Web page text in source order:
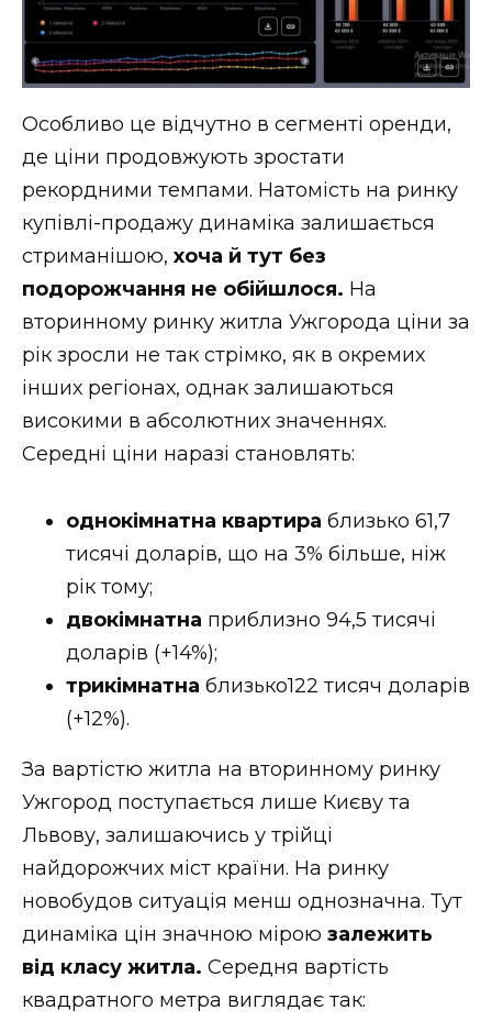
Особливо це відчутно в сегменті оренди,
де ціни продовжують зростати
рекордними темпами. Натомість на ринку
купівлі-продажу динаміка залишається
стриманішою, хоча й тут без
подорожчання не обійшлося. На
вторинному ринку житла Ужгорода ціни за
рік зросли не так стрімко, як в окремих
інших регіонах, однак залишаються
високими в абсолютних значеннях.
Середні ціни наразі становлять:
однокімнатна квартира близько 61,7
тисячі доларів, що на 3% більше, ніж
рік тому;
двокімнатна приблизно 94,5 тисячі
доларів (+14%);
трикімнатна близько122 тисяч доларів
(+12%).
За вартістю житла на вторинному ринку
Ужгород поступається лише Києву та
Львову, залишаючись у трійці
найдорожчих міст країни. На ринку
новобудов ситуація менш однозначна. Тут
динаміка цін значною мірою залежить
від класу житла. Середня вартість
квадратного метра виглядає так: